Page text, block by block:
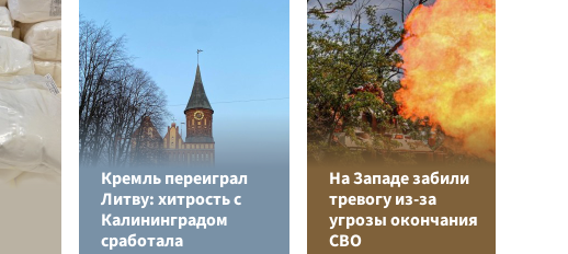
Кремль переиграл
Литву: хитрость с
Калининградом
сработала
На Западе забили
тревогу из-за
угрозы окончания
СВО